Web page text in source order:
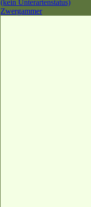
(kein Unterartenstatus)
Zwergammer